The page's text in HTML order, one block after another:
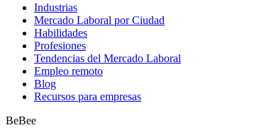
Industrias
Mercado Laboral por Ciudad
Habilidades
Profesiones
Tendencias del Mercado Laboral
Empleo remoto
Blog
Recursos para empresas
BeBee